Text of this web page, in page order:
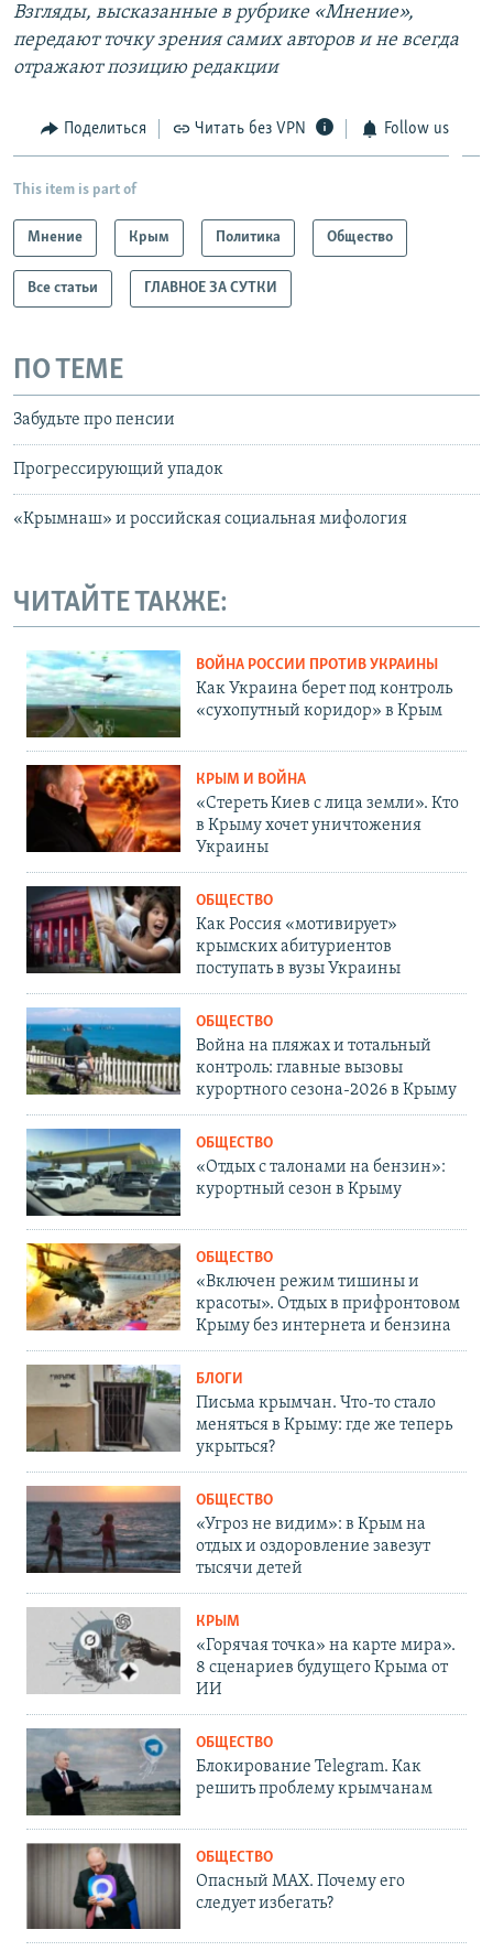
Взгляды, высказанные в рубрике «Мнение»,
передают точку зрения самих авторов и не всегда
отражают позицию редакции
Поделиться Читать без VPN Follow us
This item is part of
Мнение Крым Политика Общество
Все статьи ГЛАВНОЕ ЗА СУТКИ
ПО ТЕМЕ
Забудьте про пенсии
Прогрессирующий упадок
«Крымнаш» и российская социальная мифология
ЧИТАЙТЕ ТАКЖЕ:
ВОЙНА РОССИИ ПРОТИВ УКРАИНЫ
Как Украина берет под контроль
«сухопутный коридор» в Крым
КРЫМ И ВОЙНА
«Стереть Киев с лица земли». Кто
в Крыму хочет уничтожения
Украины
ОБЩЕСТВО
Как Россия «мотивирует»
крымских абитуриентов
поступать в вузы Украины
ОБЩЕСТВО
Война на пляжах и тотальный
контроль: главные вызовы
курортного сезона-2026 в Крыму
ОБЩЕСТВО
«Отдых с талонами на бензин»:
курортный сезон в Крыму
ОБЩЕСТВО
«Включен режим тишины и
красоты». Отдых в прифронтовом
Крыму без интернета и бензина
БЛОГИ
Письма крымчан. Что-то стало
меняться в Крыму: где же теперь
укрыться?
ОБЩЕСТВО
«Угроз не видим»: в Крым на
отдых и оздоровление завезут
тысячи детей
КРЫМ
«Горячая точка» на карте мира».
8 сценариев будущего Крыма от
ИИ
ОБЩЕСТВО
Блокирование Telegram. Как
решить проблему крымчанам
ОБЩЕСТВО
Опасный MAX. Почему его
следует избегать?